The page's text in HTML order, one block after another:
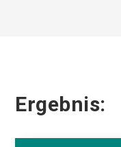
Ergebnis: